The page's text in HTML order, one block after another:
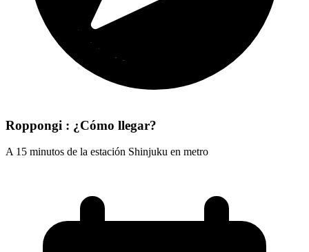
Roppongi : ¿Cómo llegar?
A 15 minutos de la estación Shinjuku en metro